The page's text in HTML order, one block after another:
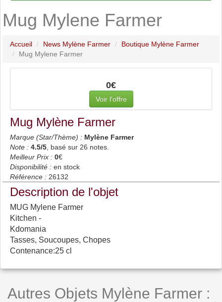
Mug Mylene Farmer
Accueil News Mylène Farmer
Boutique Mylène Farmer
Mug Mylene Farmer
0€
Voir l'offre
Mug Mylène Farmer
Marque (Star/Thème) : Mylène Farmer
Note : 4.5/5 , basé sur 26 notes.
Meilleur Prix : 0€
Disponibilité : en stock
Référence : 26132
Description de l'objet
MUG Mylene Farmer
Kitchen -
Kdomania
Tasses, Soucoupes, Chopes
Contenance:25 cl
Autres Objets Mylène Farmer :